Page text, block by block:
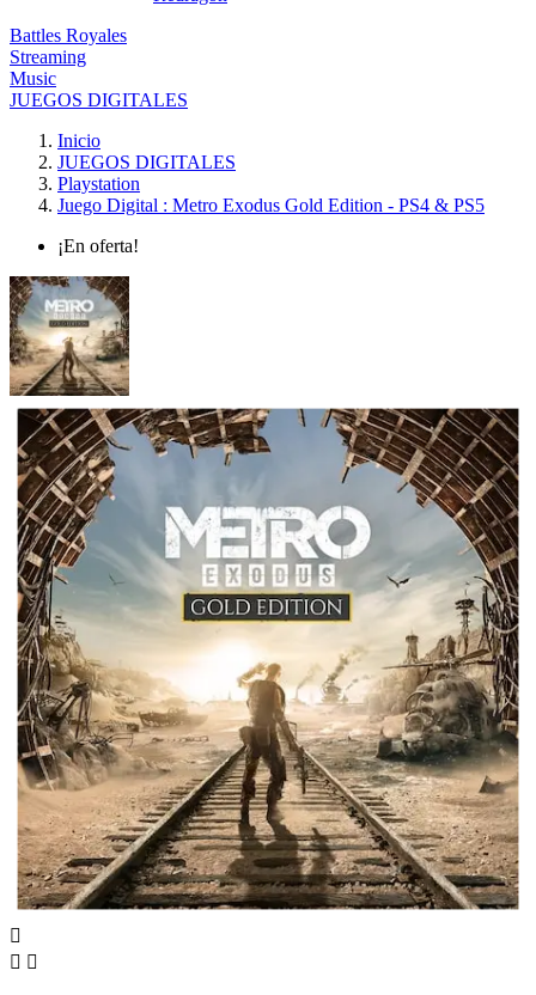
Battles Royales
Streaming
Music
JUEGOS DIGITALES
Inicio
JUEGOS DIGITALES
Playstation
Juego Digital : Metro Exodus Gold Edition - PS4 & PS5
¡En oferta!

 